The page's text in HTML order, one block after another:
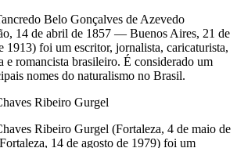
Belo Gonçalves de Azevedo
14 de abril de 1857 — Buenos Aires, 21 de
1913) foi um escritor, jornalista, caricaturista,
e romancista brasileiro. É considerado um
nomes do naturalismo no Brasil.
Ribeiro Gurgel
Ribeiro Gurgel (Fortaleza, 4 de maio de
14 de agosto de 1979) foi um